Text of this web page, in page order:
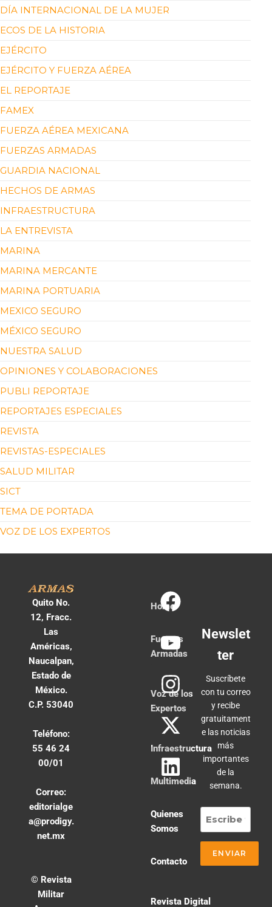
DÍA INTERNACIONAL DE LA MUJER
ECOS DE LA HISTORIA
EJÉRCITO
EJÉRCITO Y FUERZA AÉREA
EL REPORTAJE
FAMEX
FUERZA AÉREA MEXICANA
FUERZAS ARMADAS
GUARDIA NACIONAL
HECHOS DE ARMAS
INFRAESTRUCTURA
LA ENTREVISTA
MARINA
MARINA MERCANTE
MARINA PORTUARIA
MEXICO SEGURO
MÉXICO SEGURO
NUESTRA SALUD
OPINIONES Y COLABORACIONES
PUBLI REPORTAJE
REPORTAJES ESPECIALES
REVISTA
REVISTAS-ESPECIALES
SALUD MILITAR
SICT
TEMA DE PORTADA
VOZ DE LOS EXPERTOS
Quito No.
12, Fracc.
Las
Américas,
Naucalpan,
Estado de
México.
C.P. 53040
Teléfono:
55 46 24
00/01
Correo:
editorialge
a@prodigy.
net.mx
© Revista
Militar
Home
Fuerzas
Armadas
Voz de los
Expertos
Infraestructura
Multimedia
Quienes
Somos
Contacto
Revista Digital
Newslet
ter
Suscríbete
con tu correo
y recibe
gratuitament
e las noticias
más
importantes
de la
semana.